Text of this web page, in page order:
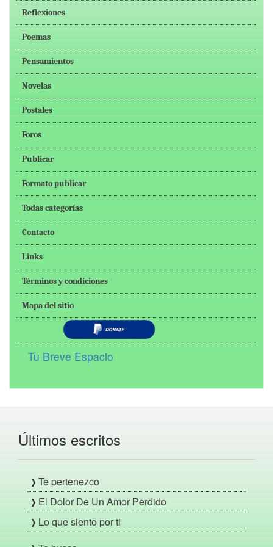
Reflexiones
Poemas
Pensamientos
Novelas
Postales
Foros
Publicar
Formato publicar
Todas categorías
Contacto
Links
Términos y condiciones
Mapa del sitio
Tu Breve Espacio
Últimos escritos
Te pertenezco
El Dolor De Un Amor Perdido
Lo que siento por ti